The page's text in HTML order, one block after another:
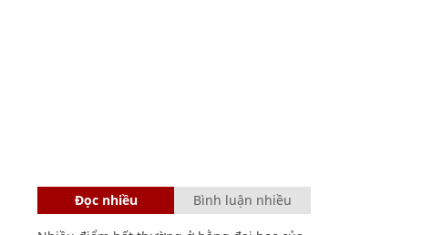
Đọc nhiều Bình luận nhiều